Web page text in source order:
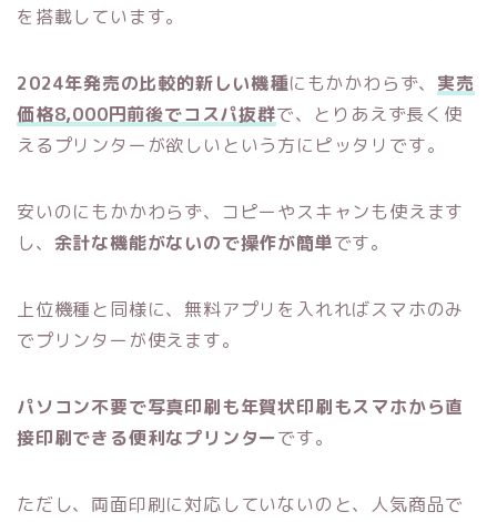
を搭載しています。
2024年発売の比較的新しい機種にもかかわらず、 実売
価格8,000円前後でコスパ抜群で、とりあえず長く使
えるプリンターが欲しいという方にピッタリです。
安いのにもかかわらず、コピーやスキャンも使えます
し、 余計な機能がないので操作が簡単です。
上位機種と同様に、無料アプリを入れればスマホのみ
でプリンターが使えます。
パソコン不要で写真印刷も年賀状印刷もスマホから直
接印刷できる便利なプリンターです。
ただし、両面印刷に対応していないのと、人気商品で